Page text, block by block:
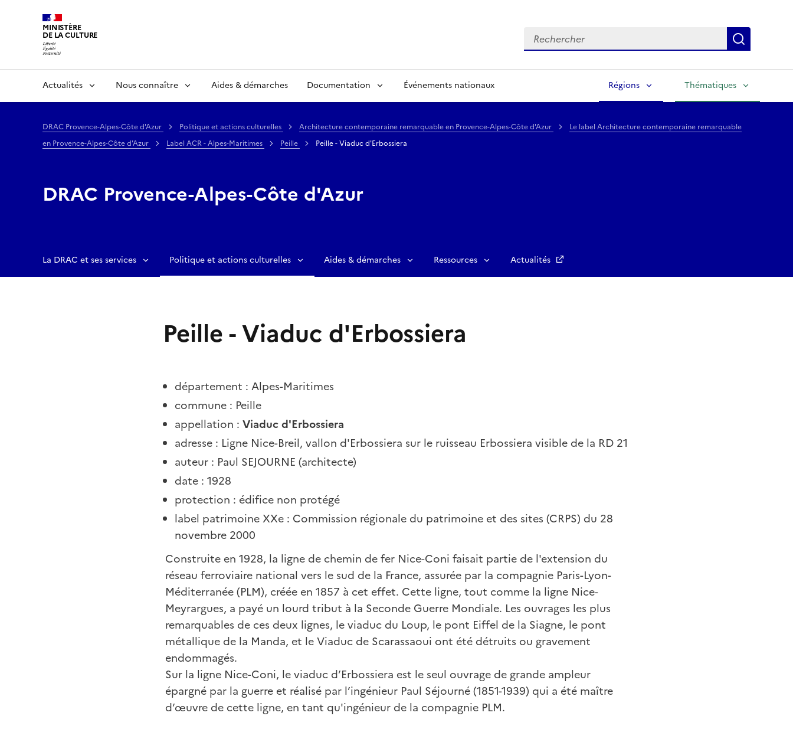
MINISTÈRE
DE LA CULTURE Rechercher
Actualités Nous connaître Aides & démarches Documentation Événements nationaux Régions Thématiques
DRAC Provence-Alpes-Côte d'Azur Politique et actions culturelles Architecture contemporaine remarquable en Provence-Alpes-Côte d'Azur
Le label Architecture contemporaine remarquable
en Provence-Alpes-Côte d'Azur
Label ACR - Alpes-Maritimes Peille Peille - Viaduc d'Erbossiera
DRAC Provence-Alpes-Côte d'Azur
La DRAC et ses services Politique et actions culturelles Aides & démarches Ressources Actualités
Peille - Viaduc d'Erbossiera
département : Alpes-Maritimes
commune : Peille
appellation : Viaduc d'Erbossiera
adresse : Ligne Nice-Breil, vallon d'Erbossiera sur le ruisseau Erbossiera visible de la RD 21
auteur : Paul SEJOURNE (architecte)
date : 1928
protection : édifice non protégé
label patrimoine XXe : Commission régionale du patrimoine et des sites (CRPS) du 28
novembre 2000
Construite en 1928, la ligne de chemin de fer Nice-Coni faisait partie de l'extension du
réseau ferroviaire national vers le sud de la France, assurée par la compagnie Paris-Lyon-
Méditerranée (PLM), créée en 1857 à cet effet. Cette ligne, tout comme la ligne Nice-
Meyrargues, a payé un lourd tribut à la Seconde Guerre Mondiale. Les ouvrages les plus
remarquables de ces deux lignes, le viaduc du Loup, le pont Eiffel de la Siagne, le pont
métallique de la Manda, et le Viaduc de Scarassaoui ont été détruits ou gravement
endommagés.
Sur la ligne Nice-Coni, le viaduc d’Erbossiera est le seul ouvrage de grande ampleur
épargné par la guerre et réalisé par l’ingénieur Paul Séjourné (1851-1939) qui a été maître
d’œuvre de cette ligne, en tant qu'ingénieur de la compagnie PLM.